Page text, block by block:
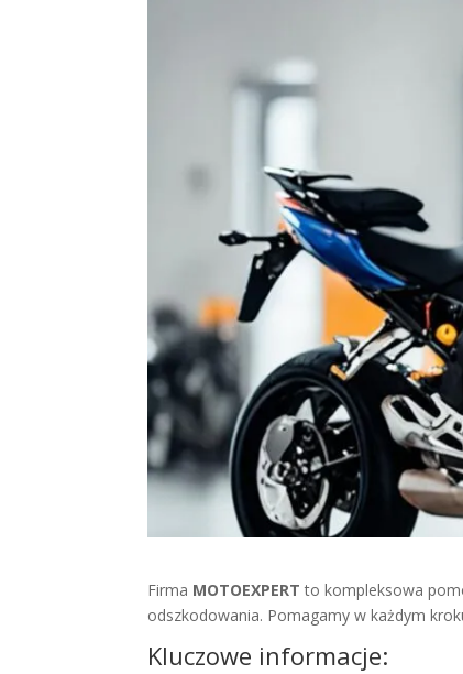
Firma MOTOEXPERT to kompleksowa
odszkodowania. Pomagamy w każdym
Kluczowe informacje: